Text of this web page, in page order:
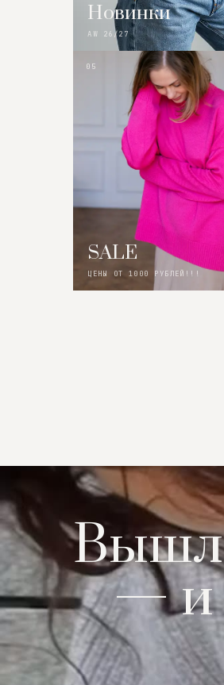
Новинки
AW 26/27
05
SALE
ЦЕНЫ ОТ 1000 РУБЛЕЙ!!!
— и